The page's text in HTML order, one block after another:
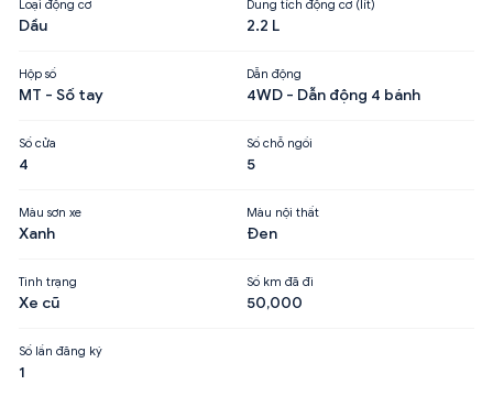
Loại động cơ
Dầu
Dung tích động cơ (lít)
2.2 L
Hộp số
MT - Số tay
Dẫn động
4WD - Dẫn động 4 bánh
Số cửa
4
Số chỗ ngồi
5
Màu sơn xe
Xanh
Màu nội thất
Đen
Tình trạng
Xe cũ
Số km đã đi
50,000
Số lần đăng ký
1